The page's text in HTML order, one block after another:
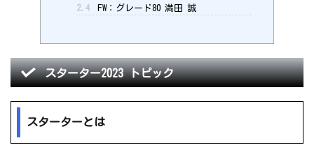
2.4 FW：グレード80 満田 誠
スターター2023 トピック
スターターとは